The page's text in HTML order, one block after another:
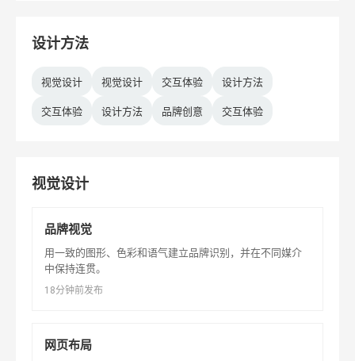
设计方法
视觉设计 视觉设计 交互体验 设计方法
交互体验 设计方法 品牌创意 交互体验
视觉设计
品牌视觉
用一致的图形、色彩和语气建立品牌识别，并在不同媒介
中保持连贯。
18分钟前发布
网页布局